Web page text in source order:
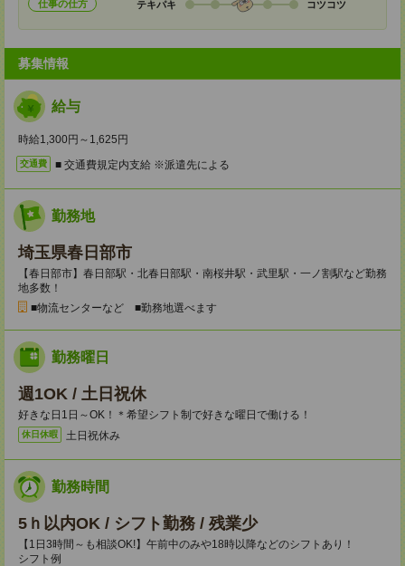
仕事の仕方 テキパキ コツコツ
募集情報
給与
時給1,300円～1,625円
交通費 ■ 交通費規定内支給 ※派遣先による
勤務地
埼玉県春日部市
【春日部市】春日部駅・北春日部駅・南桜井駅・武里駅・一ノ割駅など勤務
地多数！
■物流センターなど ■勤務地選べます
勤務曜日
週1OK / 土日祝休
好きな日1日～OK！＊希望シフト制で好きな曜日で働ける！
休日休暇 土日祝休み
勤務時間
5ｈ以内OK / シフト勤務 / 残業少
【1日3時間～も相談OK!】午前中のみや18時以降などのシフトあり！
シフト例